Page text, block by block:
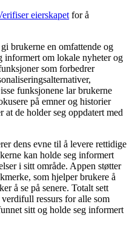
eierskapet for å
brukerne en omfattende og
informert om lokale nyheter og
som forbedrer
funksjonene lar brukerne
på emner og historier
at de holder seg oppdatert med
dens evne til å levere rettidige
kan holde seg informert
i sitt område. Appen støtter
som hjelper brukere å
å se på senere. Totalt sett
ressurs for alle som
sitt og holde seg informert